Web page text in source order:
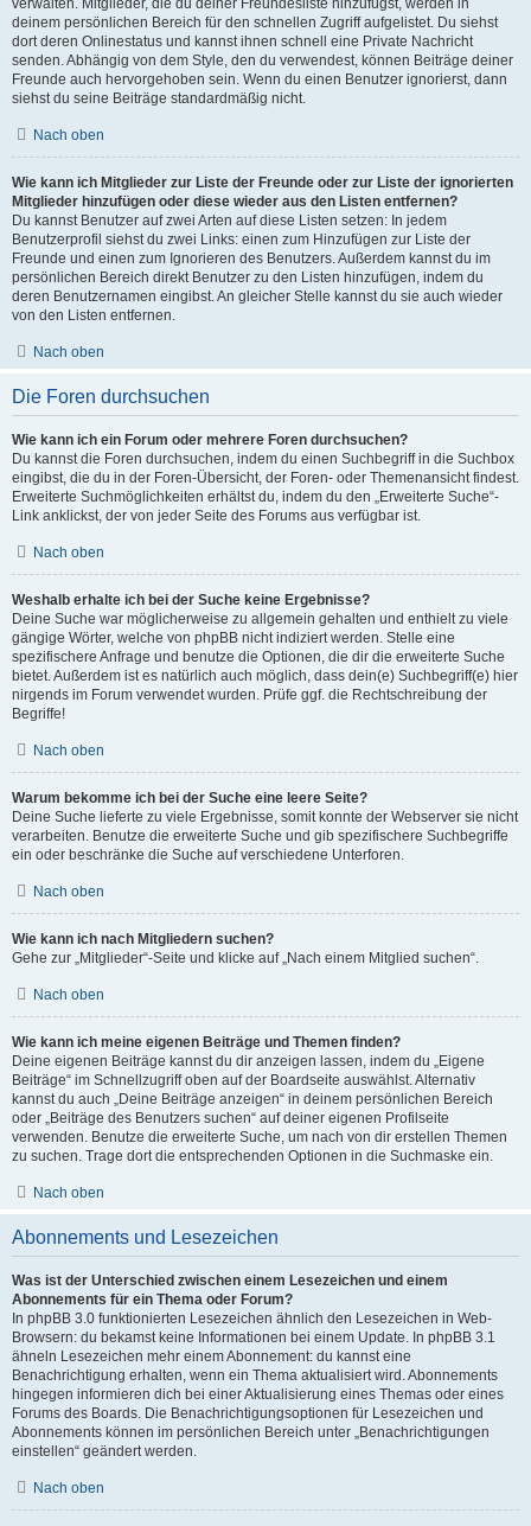
verwalten. Mitglieder, die du deiner Freundesliste hinzufügst, werden in
deinem persönlichen Bereich für den schnellen Zugriff aufgelistet. Du siehst
dort deren Onlinestatus und kannst ihnen schnell eine Private Nachricht
senden. Abhängig von dem Style, den du verwendest, können Beiträge deiner
Freunde auch hervorgehoben sein. Wenn du einen Benutzer ignorierst, dann
siehst du seine Beiträge standardmäßig nicht.
Nach oben
Wie kann ich Mitglieder zur Liste der Freunde oder zur Liste der ignorierten
Mitglieder hinzufügen oder diese wieder aus den Listen entfernen?
Du kannst Benutzer auf zwei Arten auf diese Listen setzen: In jedem
Benutzerprofil siehst du zwei Links: einen zum Hinzufügen zur Liste der
Freunde und einen zum Ignorieren des Benutzers. Außerdem kannst du im
persönlichen Bereich direkt Benutzer zu den Listen hinzufügen, indem du
deren Benutzernamen eingibst. An gleicher Stelle kannst du sie auch wieder
von den Listen entfernen.
Nach oben
Die Foren durchsuchen
Wie kann ich ein Forum oder mehrere Foren durchsuchen?
Du kannst die Foren durchsuchen, indem du einen Suchbegriff in die Suchbox
eingibst, die du in der Foren-Übersicht, der Foren- oder Themenansicht findest.
Erweiterte Suchmöglichkeiten erhältst du, indem du den „Erweiterte Suche“-
Link anklickst, der von jeder Seite des Forums aus verfügbar ist.
Nach oben
Weshalb erhalte ich bei der Suche keine Ergebnisse?
Deine Suche war möglicherweise zu allgemein gehalten und enthielt zu viele
gängige Wörter, welche von phpBB nicht indiziert werden. Stelle eine
spezifischere Anfrage und benutze die Optionen, die dir die erweiterte Suche
bietet. Außerdem ist es natürlich auch möglich, dass dein(e) Suchbegriff(e) hier
nirgends im Forum verwendet wurden. Prüfe ggf. die Rechtschreibung der
Begriffe!
Nach oben
Warum bekomme ich bei der Suche eine leere Seite?
Deine Suche lieferte zu viele Ergebnisse, somit konnte der Webserver sie nicht
verarbeiten. Benutze die erweiterte Suche und gib spezifischere Suchbegriffe
ein oder beschränke die Suche auf verschiedene Unterforen.
Nach oben
Wie kann ich nach Mitgliedern suchen?
Gehe zur „Mitglieder“-Seite und klicke auf „Nach einem Mitglied suchen“.
Nach oben
Wie kann ich meine eigenen Beiträge und Themen finden?
Deine eigenen Beiträge kannst du dir anzeigen lassen, indem du „Eigene
Beiträge“ im Schnellzugriff oben auf der Boardseite auswählst. Alternativ
kannst du auch „Deine Beiträge anzeigen“ in deinem persönlichen Bereich
oder „Beiträge des Benutzers suchen“ auf deiner eigenen Profilseite
verwenden. Benutze die erweiterte Suche, um nach von dir erstellen Themen
zu suchen. Trage dort die entsprechenden Optionen in die Suchmaske ein.
Nach oben
Abonnements und Lesezeichen
Was ist der Unterschied zwischen einem Lesezeichen und einem
Abonnements für ein Thema oder Forum?
In phpBB 3.0 funktionierten Lesezeichen ähnlich den Lesezeichen in Web-
Browsern: du bekamst keine Informationen bei einem Update. In phpBB 3.1
ähneln Lesezeichen mehr einem Abonnement: du kannst eine
Benachrichtigung erhalten, wenn ein Thema aktualisiert wird. Abonnements
hingegen informieren dich bei einer Aktualisierung eines Themas oder eines
Forums des Boards. Die Benachrichtigungsoptionen für Lesezeichen und
Abonnements können im persönlichen Bereich unter „Benachrichtigungen
einstellen“ geändert werden.
Nach oben